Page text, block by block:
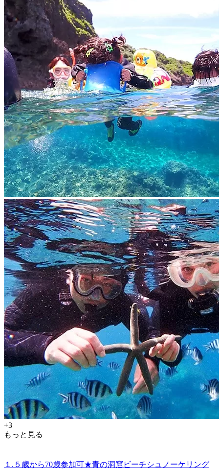
+3
もっと見る
１.５歳から70歳参加可★青の洞窟ビーチシュノーケリング